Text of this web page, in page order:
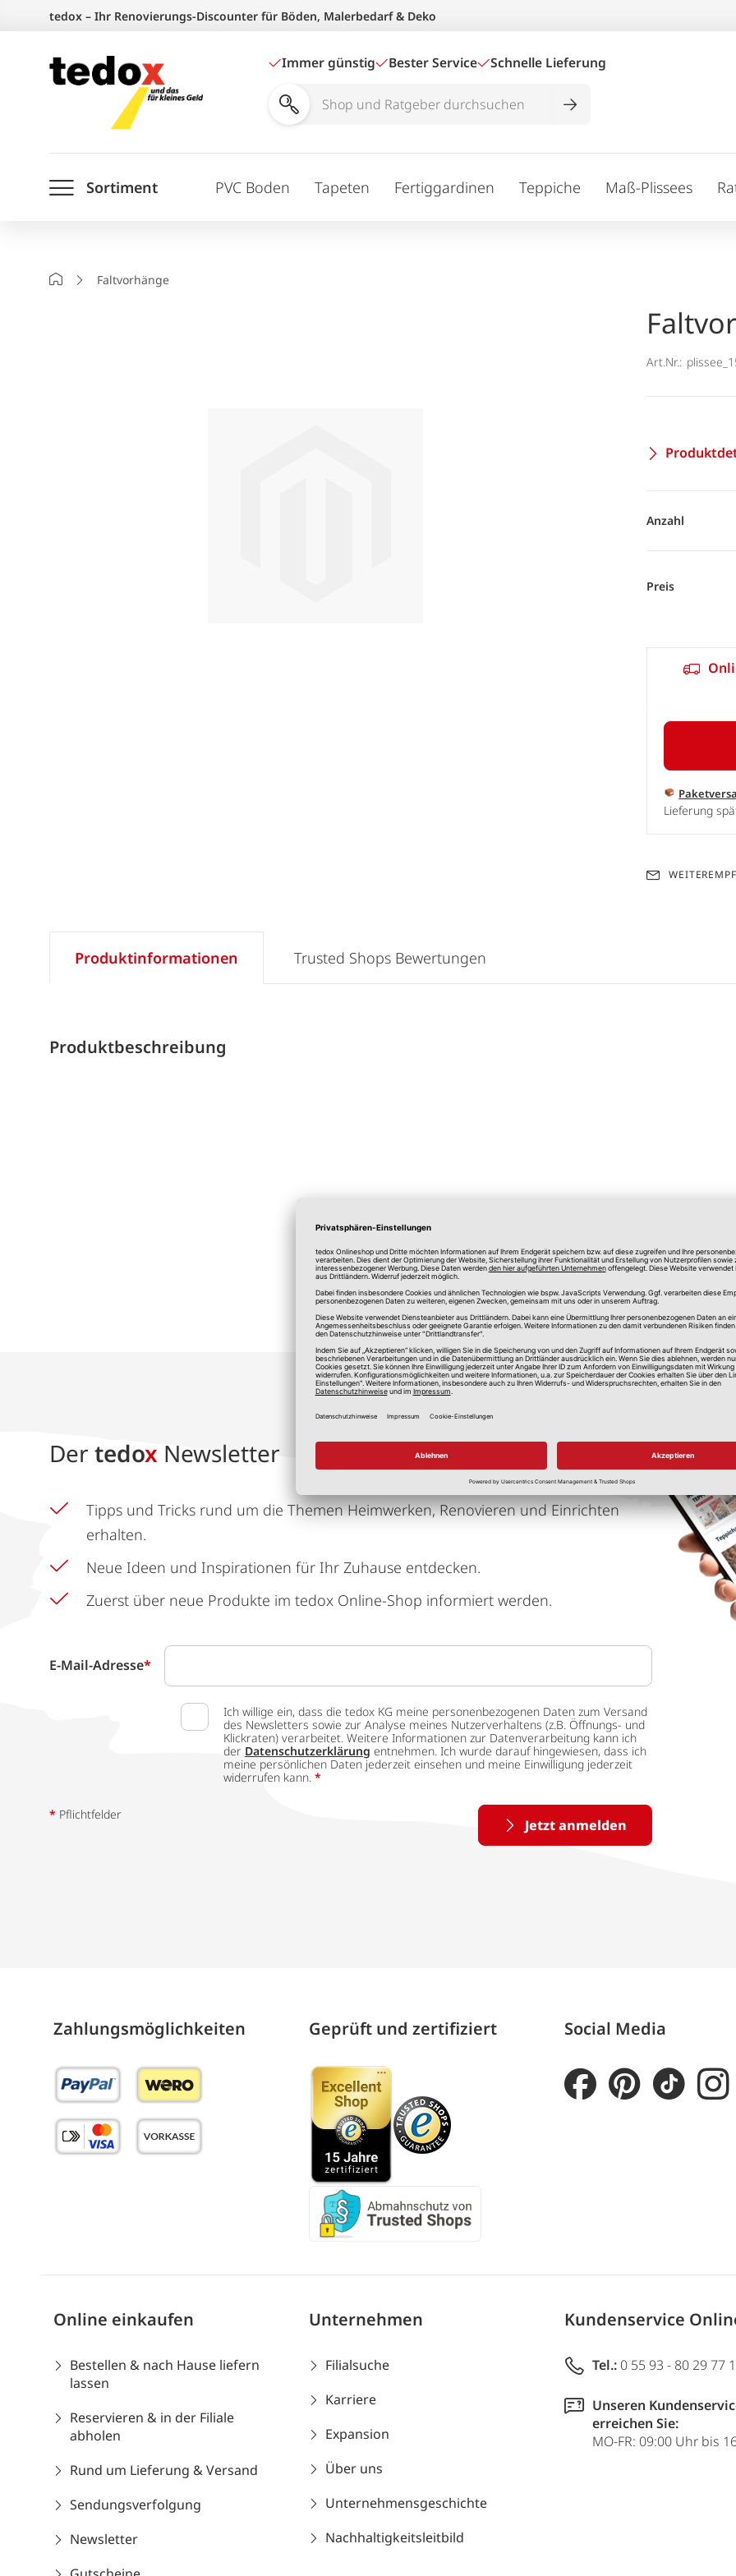
springen
tedox – Ihr Renovierungs-Discounter für Böden, Malerbedarf & Deko
Immer günstig Bester Service Schnelle Lieferung
Shop
durchsuchen
Sortiment PVC Boden Tapeten Fertiggardinen Teppiche Maß-Plissees
StartseiteFaltvorhänge
Art.Nr.:
Anzahl
Preis
Lieferung
Produktinformationen
Produktbeschreibung
Trusted Shops Bewertungen
*Alle Preise in Euro, inkl. gesetzlicher Mehrwertsteuer, zzgl.
Der tedox Newsletter
Tipps und Tricks rund um die Themen Heimwerken, Renovieren und Einrichten
erhalten.
Neue Ideen und Inspirationen für Ihr Zuhause entdecken.
Zuerst über neue Produkte im tedox Online-Shop informiert werden.
E-Mail-Adresse*
Ich willige ein, dass die tedox KG meine personenbezogenen Daten zum Versand
des Newsletters sowie zur Analyse meines Nutzerverhaltens (z.B. Öffnungs- und
Klickraten) verarbeitet. Weitere Informationen zur Datenverarbeitung kann ich
der Datenschutzerklärung entnehmen. Ich wurde darauf hingewiesen, dass ich
meine persönlichen Daten jederzeit einsehen und meine Einwilligung jederzeit
widerrufen kann. *
Jetzt anmelden
* Pflichtfelder
Zahlungs­möglich­keiten Geprüft und zertifiziert Social Media
Online einkaufen
Bestellen & nach Hause liefern
lassen
Reservieren & in der Filiale
abholen
Rund um Lieferung & Versand
Sendungsverfolgung
Newsletter
Unternehmen
Filialsuche
Karriere
Expansion
Über uns
Unternehmensgeschichte
Nachhaltigkeitsleitbild
Kundenservice
Tel.: 0 55 93 - 80 29 77
Unseren
erreichen Sie:
MO-FR: 09:00 Uhr bis